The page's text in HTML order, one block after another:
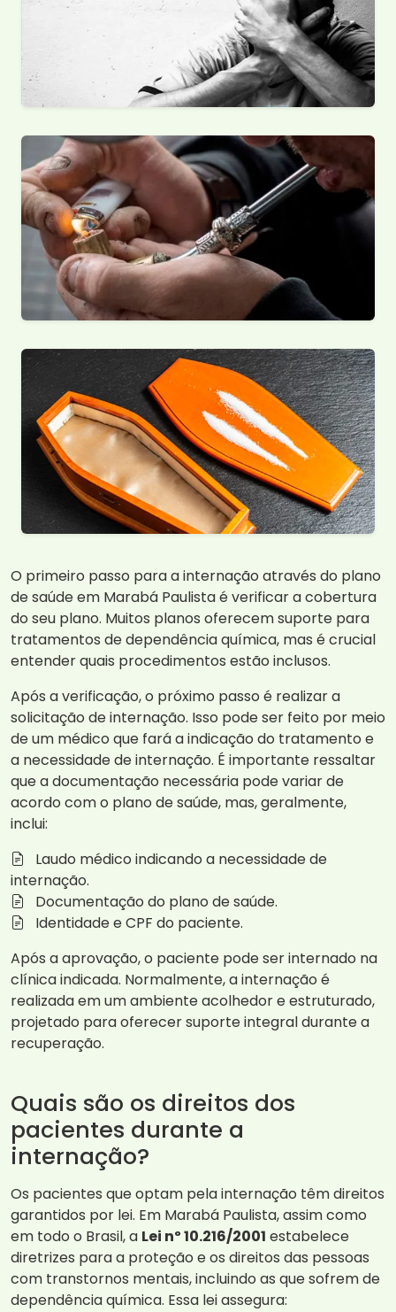
O primeiro passo para a internação através do plano
de saúde em Marabá Paulista é verificar a cobertura
do seu plano. Muitos planos oferecem suporte para
tratamentos de dependência química, mas é crucial
entender quais procedimentos estão inclusos.
Após a verificação, o próximo passo é realizar a
solicitação de internação. Isso pode ser feito por meio
de um médico que fará a indicação do tratamento e
a necessidade de internação. É importante ressaltar
que a documentação necessária pode variar de
acordo com o plano de saúde, mas, geralmente,
inclui:
Laudo médico indicando a necessidade de
internação.
Documentação do plano de saúde.
Identidade e CPF do paciente.
Após a aprovação, o paciente pode ser internado na
clínica indicada. Normalmente, a internação é
realizada em um ambiente acolhedor e estruturado,
projetado para oferecer suporte integral durante a
recuperação.
Quais são os direitos dos
pacientes durante a
internação?
Os pacientes que optam pela internação têm direitos
garantidos por lei. Em Marabá Paulista, assim como
em todo o Brasil, a Lei nº 10.216/2001 estabelece
diretrizes para a proteção e os direitos das pessoas
com transtornos mentais, incluindo as que sofrem de
dependência química. Essa lei assegura: